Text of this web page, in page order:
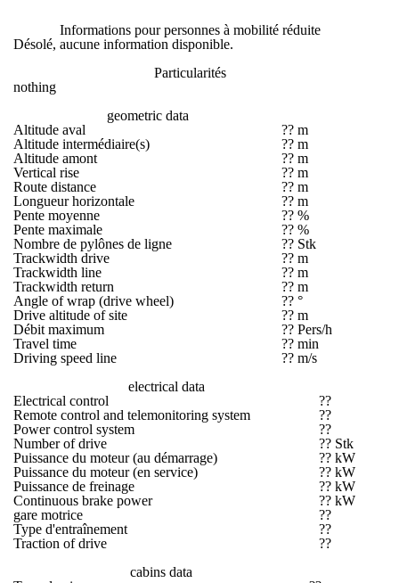
Informations pour personnes à mobilité réduite
Désolé, aucune information disponible.
Particularités
nothing
geometric data
Altitude aval
?? m
Altitude intermédiaire(s)
?? m
Altitude amont
?? m
Vertical rise
?? m
Route distance
?? m
Longueur horizontale
?? m
Pente moyenne
?? %
Pente maximale
?? %
Nombre de pylônes de ligne
?? Stk
Trackwidth drive
?? m
Trackwidth line
?? m
Trackwidth return
?? m
Angle of wrap (drive wheel)
?? °
Drive altitude of site
?? m
Débit maximum
?? Pers/h
Travel time
?? min
Driving speed line
?? m/s
electrical data
Electrical control
??
Remote control and telemonitoring system
??
Power control system
??
Number of drive
?? Stk
Puissance du moteur (au démarrage)
?? kW
Puissance du moteur (en service)
?? kW
Puissance de freinage
?? kW
Continuous brake power
?? kW
gare motrice
??
Type d'entraînement
??
Traction of drive
??
cabins data